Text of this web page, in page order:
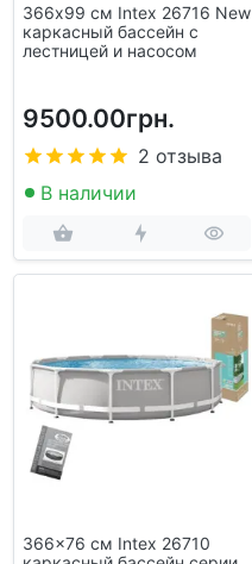
366х99 см Intex 26716 New
каркасный бассейн с
лестницей и насосом
9500.00грн.
2 отзыва
В наличии
366x76 см Intex 26710